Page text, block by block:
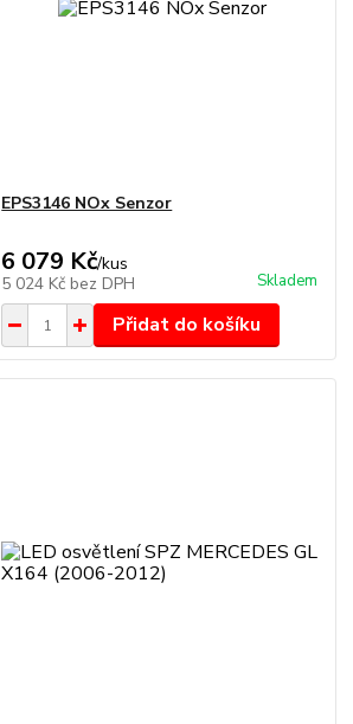
EPS3146 NOx Senzor
6 079 Kč/kus
5 024 Kč bez DPH Skladem
Přidat do košíku